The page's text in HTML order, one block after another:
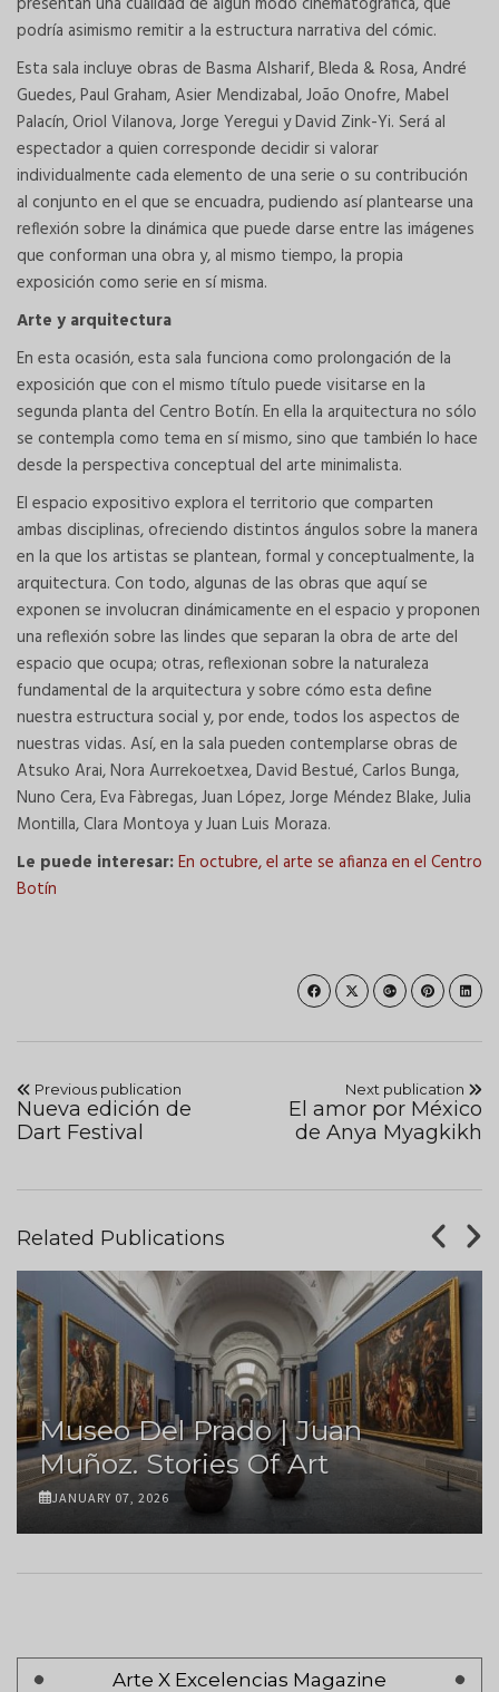
podría asimismo remitir a la estructura narrativa del cómic.
Esta sala incluye obras de Basma Alsharif, Bleda & Rosa, André
Guedes, Paul Graham, Asier Mendizabal, João Onofre, Mabel
Palacín, Oriol Vilanova, Jorge Yeregui y David Zink-Yi. Será al
espectador a quien corresponde decidir si valorar
individualmente cada elemento de una serie o su contribución
al conjunto en el que se encuadra, pudiendo así plantearse una
reflexión sobre la dinámica que puede darse entre las imágenes
que conforman una obra y, al mismo tiempo, la propia
exposición como serie en sí misma.
Arte y arquitectura
En esta ocasión, esta sala funciona como prolongación de la
exposición que con el mismo título puede visitarse en la
segunda planta del Centro Botín. En ella la arquitectura no sólo
se contempla como tema en sí mismo, sino que también lo hace
desde la perspectiva conceptual del arte minimalista.
El espacio expositivo explora el territorio que comparten
ambas disciplinas, ofreciendo distintos ángulos sobre la manera
en la que los artistas se plantean, formal y conceptualmente, la
arquitectura. Con todo, algunas de las obras que aquí se
exponen se involucran dinámicamente en el espacio y proponen
una reflexión sobre las lindes que separan la obra de arte del
espacio que ocupa; otras, reflexionan sobre la naturaleza
fundamental de la arquitectura y sobre cómo esta define
nuestra estructura social y, por ende, todos los aspectos de
nuestras vidas. Así, en la sala pueden contemplarse obras de
Atsuko Arai, Nora Aurrekoetxea, David Bestué, Carlos Bunga,
Nuno Cera, Eva Fàbregas, Juan López, Jorge Méndez Blake, Julia
Montilla, Clara Montoya y Juan Luis Moraza.
Le puede interesar:En octubre, el arte se afianza en el Centro
Botín
Previous publication
Nueva edición de
Dart Festival
Next publication
El amor por México
de Anya Myagkikh
Related Publications
Museo Del Prado | Juan
Muñoz. Stories Of Art
JANUARY 07, 2026
Arte X Excelencias Magazine
Pagination